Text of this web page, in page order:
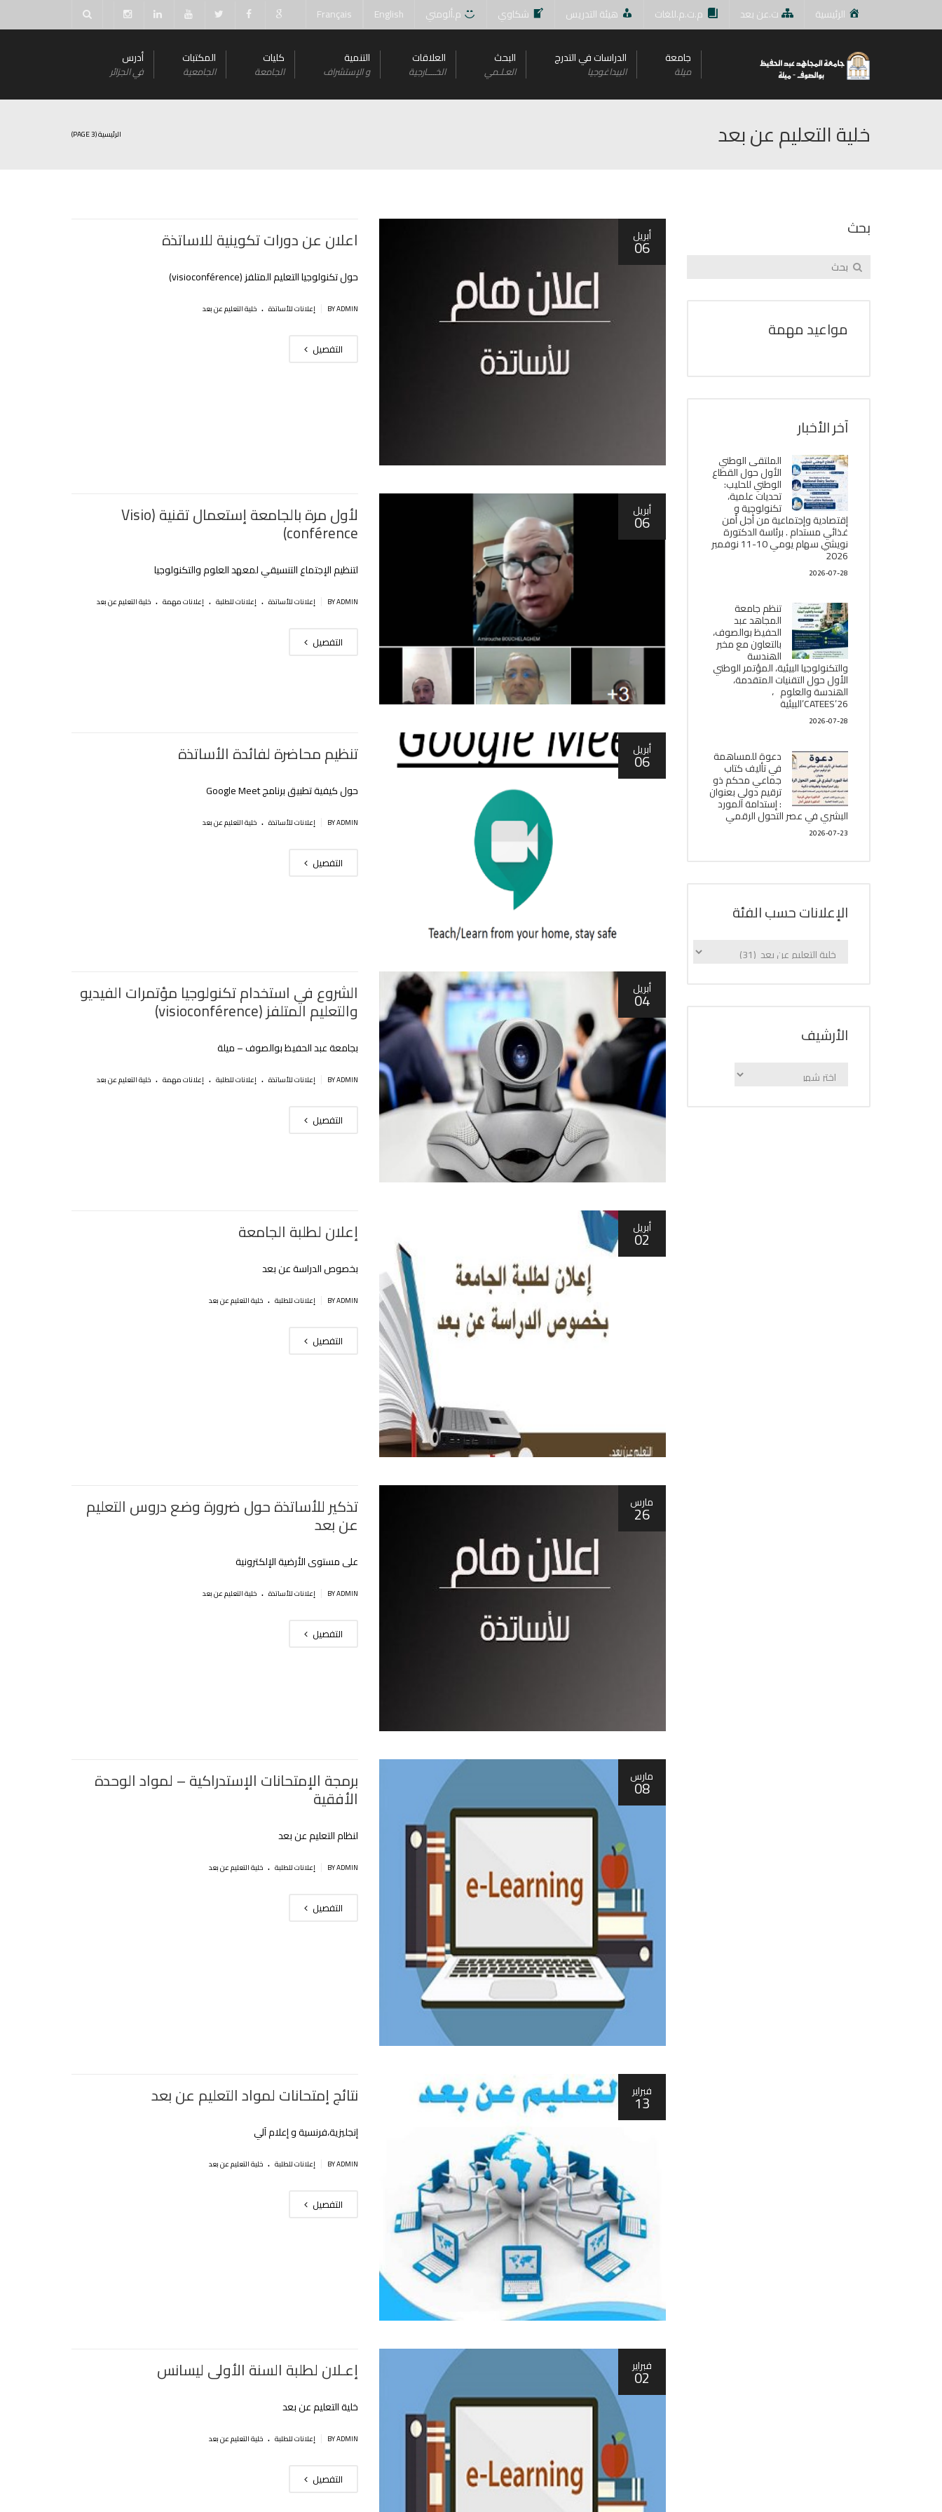
الرئيسية ت.عن بعد م.ت.م.للغات هيئة التدريس شكاوي م.ألومني English
Français
جامعة
ميلة
الدراسات في التدرج
البيداغوجيا
البحث
العـلـمي
العلاقات
الخــــارجية
التنمية
و اﻹستشراف
كليات
الجامعة
المكتبات
الجامعية
أدرس
في الجزائر
خلية التعليم عن بعد الرئيسية(PAGE 3)
أبريل
06 اعلان عن دورات تكوينية للاساتذة
حول تكنولوجيا التعليم المتلفز (visioconférence)
BY ADMIN إعلانات للأساتذة . خلية التعليم عن بعد
التفصيل
أبريل
06 لأول مرة بالجامعة إستعمال تقنية (Visio
conférence)
لتنظيم الإجتماع التنسيقي لمعهد العلوم والتكنولوجيا
BY ADMIN إعلانات للأساتذة . إعلانات للطلبة . إعلانات مهمة . خلية التعليم عن بعد
التفصيل
أبريل
06 تنظيم محاضرة لفائدة الأساتذة
حول كيفية تطبيق برنامج Google Meet
BY ADMIN إعلانات للأساتذة . خلية التعليم عن بعد
التفصيل
أبريل
04 الشروع في استخدام تكنولوجيا مؤتمرات الفيديو
والتعليم المتلفز (visioconférence)
بجامعة عبد الحفيظ بوالصوف – ميلة
BY ADMIN إعلانات للأساتذة . إعلانات للطلبة . إعلانات مهمة . خلية التعليم عن بعد
التفصيل
أبريل
02 إعلان لطلبة الجامعة
بخصوص الدراسة عن بعد
BY ADMIN إعلانات للطلبة . خلية التعليم عن بعد
التفصيل
مارس
26 تذكير للأساتذة حول ضرورة وضع دروس التعليم
عن بعد
على مستوى الأرضية الإلكترونية
BY ADMIN إعلانات للأساتذة . خلية التعليم عن بعد
التفصيل
مارس
08 برمجة الإمتحانات الإستدراكية – لمواد الوحدة
الأفقية
لنظام التعليم عن بعد
BY ADMIN إعلانات للطلبة . خلية التعليم عن بعد
التفصيل
فبراير
13 نتائج إمتحانات لمواد التعليم عن بعد
إنجليزية،فرنسية و إعلام آلي
BY ADMIN إعلانات للطلبة . خلية التعليم عن بعد
التفصيل
فبراير
02 إعـلان لطلبة السنة الأولى ليسانس
خلية التعليم عن بعد
BY ADMIN إعلانات للطلبة . خلية التعليم عن بعد
التفصيل
بحث
مواعيد مهمة
آخر الأخبار
الملتقى الوطني
الأول حول القطاع
الوطني للحليب:
تحديات علمية،
تكنولوجية و
إقتصادية وإجتماعية من أجل أمن
غذائي مستدام . برئاسة الدكتورة
نويشي سهام يومي 10-11 نوفمبر
2026
2026-07-28
تنظم جامعة
المجاهد عبد
الحفيظ بوالصوف،
بالتعاون مع مخبر
الھندسة
والتكنولوجيا البیئیة، المؤتمر الوطني
الأول حول التقنيات المتقدمة،
الھندسة والعلوم ،
CATEES’26’البیئية
2026-07-28
دعوة للمساهمة
في تأليف كتاب
جماعي محكم ذو
ترقيم دولي بعنوان
: إستدامة المورد
البشري في عصر التحول الرقمي
2026-07-23
الإعلانات حسب الفئة
الإعلانات
اﻷرشيف
اﻷرشيف